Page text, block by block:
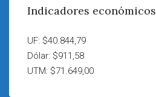
Indicadores económicos
UF: $40.844,79
Dólar: $911,58
UTM: $71.649,00